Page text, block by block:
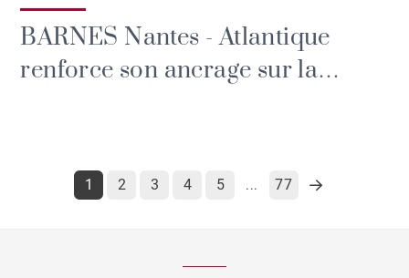
BARNES Nantes - Atlantique
renforce son ancrage sur la
Pornichet et Vannes
1 2 3 4 5 ... 77